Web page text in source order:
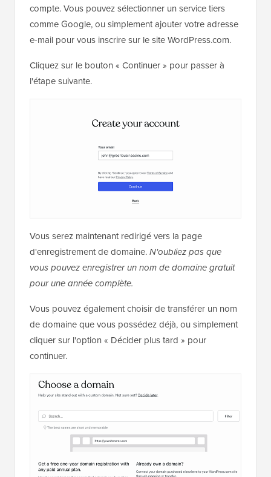
compte. Vous pouvez sélectionner un service tiers
comme Google, ou simplement ajouter votre adresse
e-mail pour vous inscrire sur le site WordPress.com.
Cliquez sur le bouton « Continuer » pour passer à
l'étape suivante.
Vous serez maintenant redirigé vers la page
d'enregistrement de domaine.N'oubliez pas que
vous pouvez enregistrer un nom de domaine gratuit
pour une année complète.
Vous pouvez également choisir de transférer un nom
de domaine que vous possédez déjà, ou simplement
cliquer sur l'option « Décider plus tard » pour
continuer.